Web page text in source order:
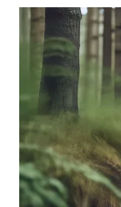
WN
SUKABUMI
WN
PURWAKARTA
WN
PRIANGAN
TIMUR